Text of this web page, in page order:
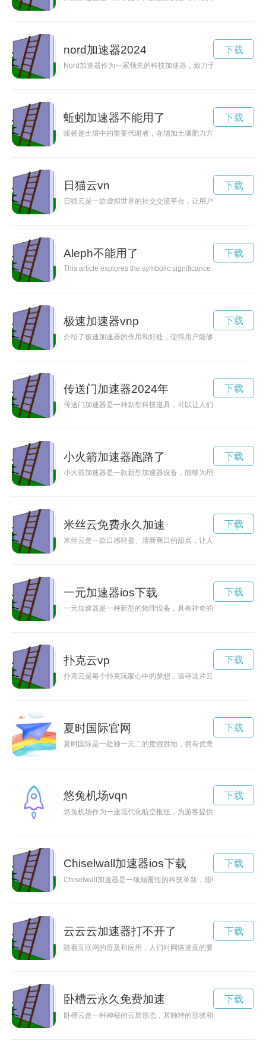
nord加速器2024
Nord加速器作为一家领先的科技加速器，致力于推动创新科技
下载
蚯蚓加速器不能用了
蚯蚓是土壤中的重要代谢者，在增加土壤肥力方面起着至关重
下载
日猫云vn
日猫云是一款虚拟世界的社交交流平台，让用户可以在其中创
下载
Aleph不能用了
This article explores the symbolic significance of the letter
下载
极速加速器vnp
介绍了极速加速器的作用和好处，使得用户能够畅游互联网，解
下载
传送门加速器2024年
传送门加速器是一种新型科技道具，可以让人们在不同时空之
下载
小火箭加速器跑路了
小火箭加速器是一款新型加速器设备，能够为用户带来出色的
下载
米丝云免费永久加速
米丝云是一款口感轻盈、清新爽口的甜点，让人在品尝中感受到
下载
一元加速器ios下载
一元加速器是一种新型的物理设备，具有神奇的加速效果。它
下载
扑克云vp
扑克云是每个扑克玩家心中的梦想，追寻这片云顶的过程充满
下载
夏时国际官网
夏时国际是一处独一无二的度假胜地，拥有优美的海滩和豪华
下载
悠兔机场vqn
悠兔机场作为一座现代化航空枢纽，为游客提供便捷、舒适的
下载
Chiselwall加速器ios下载
Chiselwall加速器是一项颠覆性的科技革新，能够大幅提高计算
下载
云云云加速器打不开了
随着互联网的普及和应用，人们对网络速度的要求也越来越高
下载
卧槽云永久免费加速
卧槽云是一种神秘的云层形态，其独特的形状和变化令人惊叹
下载